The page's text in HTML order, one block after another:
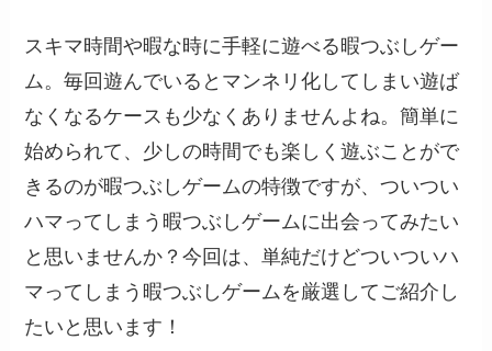
スキマ時間や暇な時に手軽に遊べる暇つぶしゲー
ム。毎回遊んでいるとマンネリ化してしまい遊ば
なくなるケースも少なくありませんよね。簡単に
始められて、少しの時間でも楽しく遊ぶことがで
きるのが暇つぶしゲームの特徴ですが、ついつい
ハマってしまう暇つぶしゲームに出会ってみたい
と思いませんか？今回は、単純だけどついついハ
マってしまう暇つぶしゲームを厳選してご紹介し
たいと思います！